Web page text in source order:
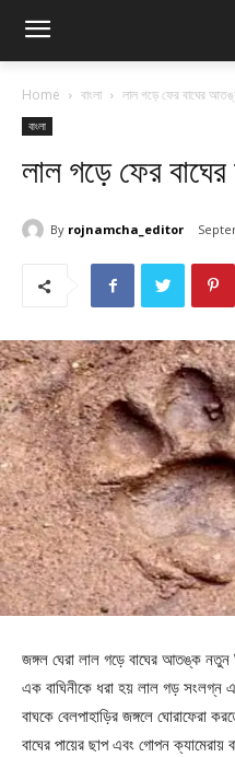
Home বাংলা লাল গড়ে ফের বাঘের
বাংলা
লাল গড়ে ফের
By rojnamcha_editor
জঙ্গল ঘেরা লাল গড়ে বাঘের আতঙ্ক
এক বাঘিনীকে ধরা হয় লাল গড়
বাঘকে বেলপাহাড়ির জঙ্গলে ঘোরাফেরা
বাঘের পায়ের ছাপ এবং গোপন